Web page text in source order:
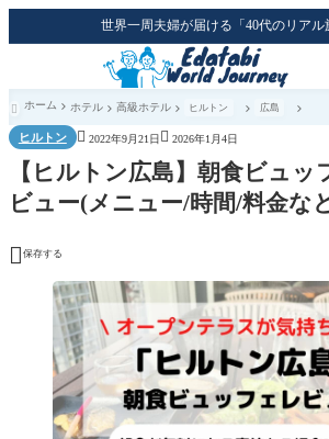
世界一周夫婦が届ける「40代のリアル
 ホーム ホテル 高級ホテル ヒルトン 広島
ヒルトン  2022年9月21日  2026年1月4日
【ヒルトン広島】朝食ビュッ
ビュー(メニュー/時間/料金な
 保存する